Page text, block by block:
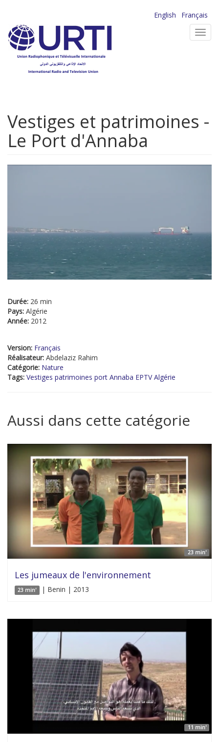
contenu
principal
English
Français
Vestiges et patrimoines -
Le Port d'Annaba
Durée: 26 min
Pays: Algérie
Année: 2012
Version: Français
Réalisateur: Abdelaziz Rahim
Catégorie: Nature
Tags: Vestiges patrimoines port Annaba EPTV Algérie
Aussi dans cette catégorie
23 min'
Les jumeaux de l'environnement
23 min' | Benin | 2013
11 min'